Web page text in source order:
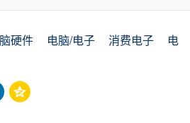
硬件 电脑/电子 消费电子
电